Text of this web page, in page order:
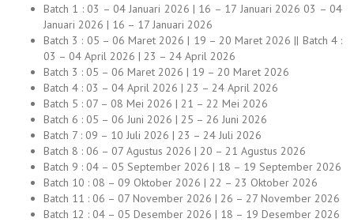
Batch 1 : 03 – 04 Januari 2026 | 16 – 17 Januari 2026 03 – 04
Januari 2026 | 16 – 17 Januari 2026
Batch 3 : 05 – 06 Maret 2026 | 19 – 20 Maret 2026 || Batch 4 :
03 – 04 April 2026 | 23 – 24 April 2026
Batch 3 : 05 – 06 Maret 2026 | 19 – 20 Maret 2026
Batch 4 : 03 – 04 April 2026 | 23 – 24 April 2026
Batch 5 : 07 – 08 Mei 2026 | 21 – 22 Mei 2026
Batch 6 : 05 – 06 Juni 2026 | 25 – 26 Juni 2026
Batch 7 : 09 – 10 Juli 2026 | 23 – 24 Juli 2026
Batch 8 : 06 – 07 Agustus 2026 | 20 – 21 Agustus 2026
Batch 9 : 04 – 05 September 2026 | 18 – 19 September 2026
Batch 10 : 08 – 09 Oktober 2026 | 22 – 23 Oktober 2026
Batch 11 : 06 – 07 November 2026 | 26 – 27 November 2026
Batch 12 : 04 – 05 Desember 2026 | 18 – 19 Desember 2026